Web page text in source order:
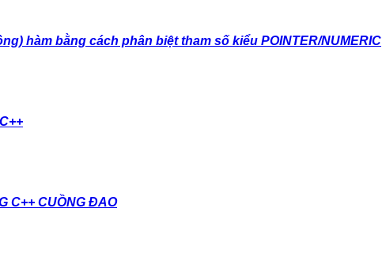
hàm bằng cách phân biệt tham số kiểu POINTER/NUMERIC
C++ CUỒNG ĐAO